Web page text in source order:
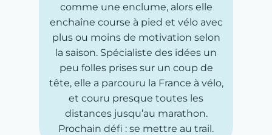
comme une enclume, alors elle
enchaîne course à pied et vélo avec
plus ou moins de motivation selon
la saison. Spécialiste des idées un
peu folles prises sur un coup de
tête, elle a parcouru la France à vélo,
et couru presque toutes les
distances jusqu’au marathon.
Prochain défi : se mettre au trail.